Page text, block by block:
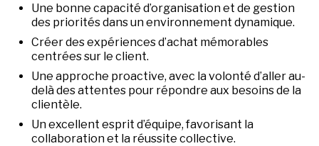
Une bonne capacité d’organisation et de gestion
des priorités dans un environnement dynamique.
Créer des expériences d’achat mémorables
centrées sur le client.
Une approche proactive, avec la volonté d’aller au-
delà des attentes pour répondre aux besoins de la
clientèle.
Un excellent esprit d’équipe, favorisant la
collaboration et la réussite collective.